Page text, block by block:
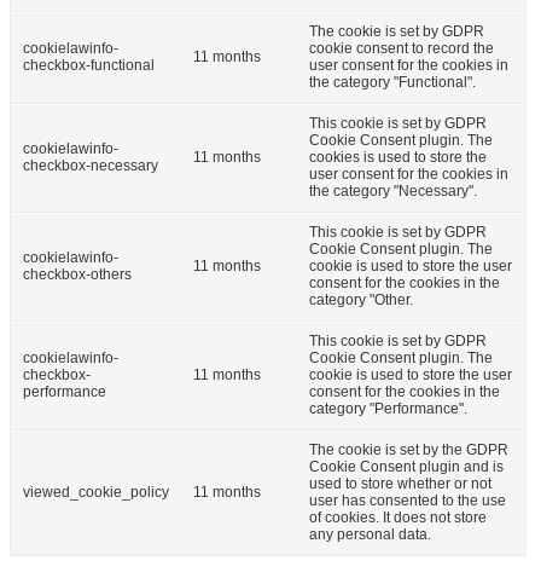
cookielawinfo-
checkbox-functional
11 months
The cookie is set by GDPR
cookie consent to record the
user consent for the cookies in
the category "Functional".
cookielawinfo-
checkbox-necessary
11 months
This cookie is set by GDPR
Cookie Consent plugin. The
cookies is used to store the
user consent for the cookies in
the category "Necessary".
cookielawinfo-
checkbox-others
11 months
This cookie is set by GDPR
Cookie Consent plugin. The
cookie is used to store the user
consent for the cookies in the
category "Other.
cookielawinfo-
checkbox-
performance
11 months
This cookie is set by GDPR
Cookie Consent plugin. The
cookie is used to store the user
consent for the cookies in the
category "Performance".
viewed_cookie_policy 11 months
The cookie is set by the GDPR
Cookie Consent plugin and is
used to store whether or not
user has consented to the use
of cookies. It does not store
any personal data.